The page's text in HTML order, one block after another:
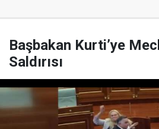
Başbakan Kurti’ye
Saldırısı